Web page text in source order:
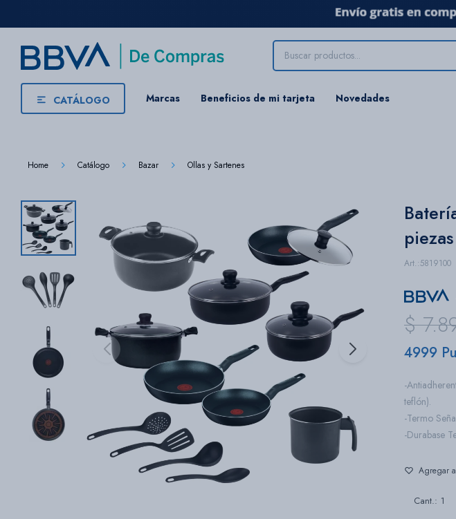
CATÁLOGO Marcas Beneficios de mi tarjeta Novedades
Home Catálogo Bazar Ollas y Sartenes
5819100
$
4999
-
teflón).
-Termo
-Durabase
1